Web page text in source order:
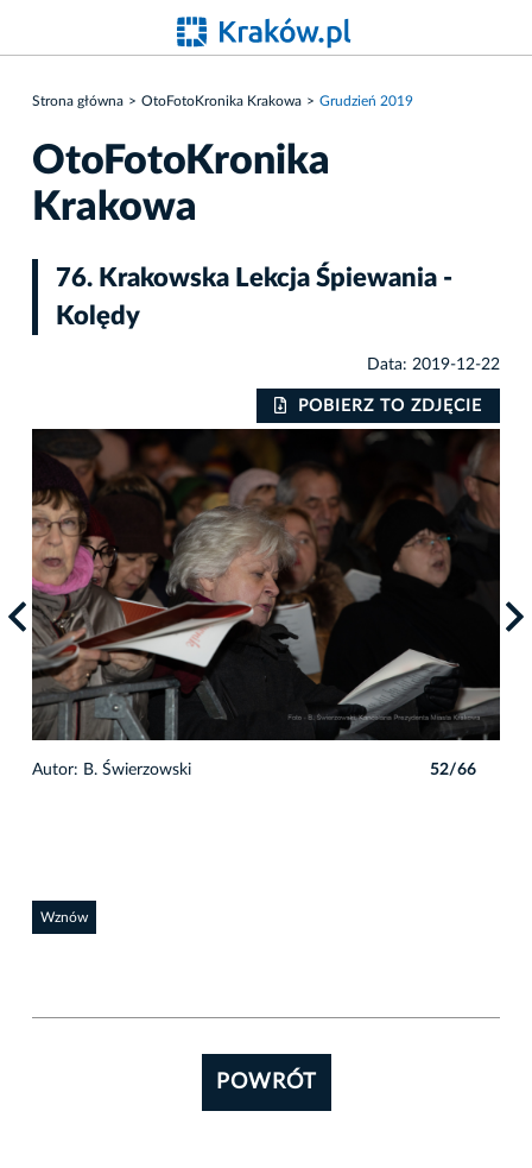
Strona główna OtoFotoKronika Krakowa Grudzień 2019
OtoFotoKronika
Krakowa
76. Krakowska Lekcja Śpiewania -
Kolędy
Data: 2019-12-22
POBIERZ TO ZDJĘCIE
Autor: B. Świerzowski 52/66
Wznów
POWRÓT